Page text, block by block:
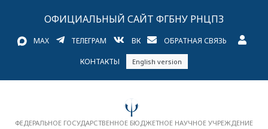
ОФИЦИАЛЬНЫЙ САЙТ ФГБНУ РНЦПЗ
MAX ТЕЛЕГРАМ ВК ОБРАТНАЯ СВЯЗЬ
КОНТАКТЫ English version
ФЕДЕРАЛЬНОЕ ГОСУДАРСТВЕННОЕ БЮДЖЕТНОЕ НАУЧНОЕ УЧРЕЖДЕНИЕ